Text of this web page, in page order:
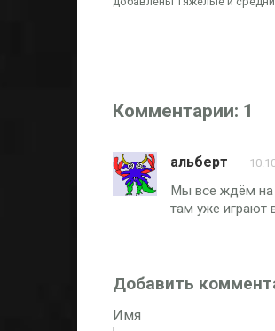
Комментарии: 1
альберт
Мы все ждём на
там уже играют
Добавить
Имя